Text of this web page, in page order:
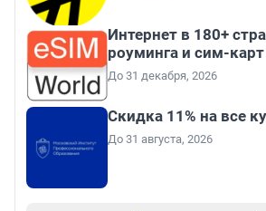
Интернет в 180+
роуминга и сим-карт
До 31 декабря, 2026
Скидка 11% на все
До 31 августа, 2026